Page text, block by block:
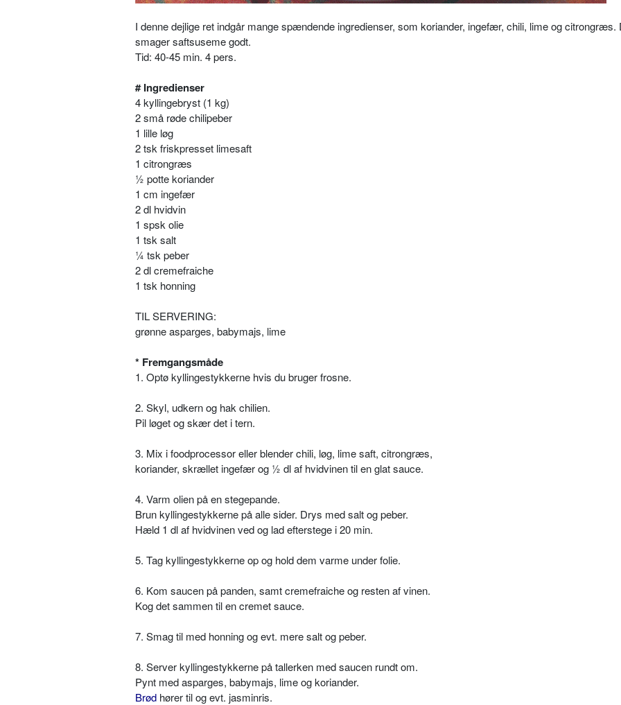
I denne dejlige ret indgår mange spændende ingredienser, som koriander, ingefær, chili, lime og citrongræs.
smager saftsuseme godt.
Tid: 40-45 min. 4 pers.
# Ingredienser
4 kyllingebryst (1 kg)
2 små røde chilipeber
1 lille løg
2 tsk friskpresset limesaft
1 citrongræs
½ potte koriander
1 cm ingefær
2 dl hvidvin
1 spsk olie
1 tsk salt
¼ tsk peber
2 dl cremefraiche
1 tsk honning
TIL SERVERING:
grønne asparges, babymajs, lime
* Fremgangsmåde
1. Optø kyllingestykkerne hvis du bruger frosne.
2. Skyl, udkern og hak chilien.
Pil løget og skær det i tern.
3. Mix i foodprocessor eller blender chili, løg, lime saft, citrongræs,
koriander, skrællet ingefær og ½ dl af hvidvinen til en glat sauce.
4. Varm olien på en stegepande.
Brun kyllingestykkerne på alle sider. Drys med salt og peber.
Hæld 1 dl af hvidvinen ved og lad efterstege i 20 min.
5. Tag kyllingestykkerne op og hold dem varme under folie.
6. Kom saucen på panden, samt cremefraiche og resten af vinen.
Kog det sammen til en cremet sauce.
7. Smag til med honning og evt. mere salt og peber.
8. Server kyllingestykkerne på tallerken med saucen rundt om.
Pynt med asparges, babymajs, lime og koriander.
Brød hører til og evt. jasminris.